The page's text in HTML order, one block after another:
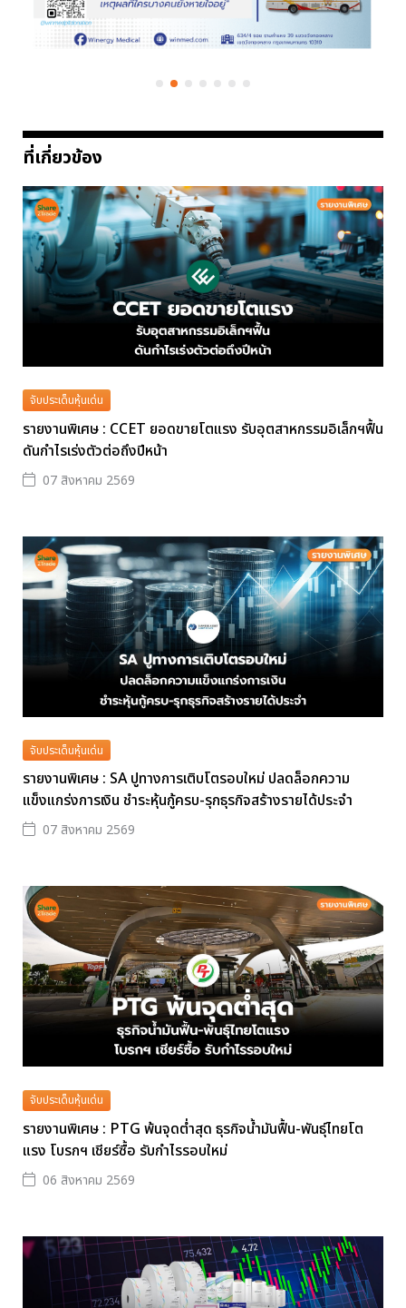
ที่เกี่ยวข้อง
จับประเด็นหุ้นเด่น
รายงานพิเศษ : CCET ยอดขายโตแรง รับอุตสาหกรรมอิเล็กฯฟื้น
ดันกำไรเร่งตัวต่อถึงปีหน้า
07 สิงหาคม 2569
จับประเด็นหุ้นเด่น
รายงานพิเศษ : SA ปูทางการเติบโตรอบใหม่ ปลดล็อกความ
แข็งแกร่งการเงิน ชำระหุ้นกู้ครบ-รุกธุรกิจสร้างรายได้ประจำ
07 สิงหาคม 2569
จับประเด็นหุ้นเด่น
รายงานพิเศษ : PTG พ้นจุดต่ำสุด ธุรกิจน้ำมันฟื้น-พันธุ์ไทยโต
แรง โบรกฯ เชียร์ซื้อ รับกำไรรอบใหม่
06 สิงหาคม 2569